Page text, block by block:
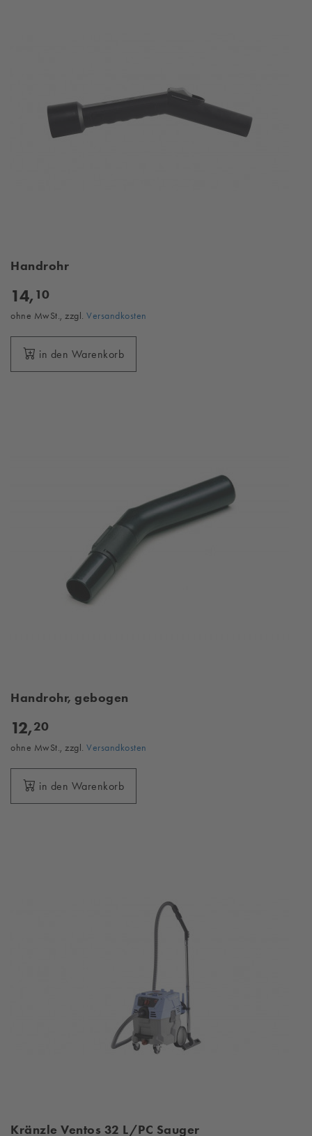
Handrohr
14, 10
ohne MwSt., zzgl. Versandkosten
in den Warenkorb
Handrohr, gebogen
12,20
ohne MwSt., zzgl. Versandkosten
in den Warenkorb
Kränzle Ventos 32 L/PC Sauger